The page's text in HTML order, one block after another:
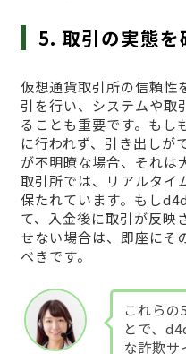
5. 取引の実態を
仮想通貨取引所の信頼性
引を行い、システムや取
ることも重要です。もし
に行われず、引き出しが
が不明瞭な場合、それは
取引所では、リアルタイ
保たれています。もし
て、入金後に取引が反映
せない場合は、即座にそ
べきです。
これら
とで、
な詐欺サ